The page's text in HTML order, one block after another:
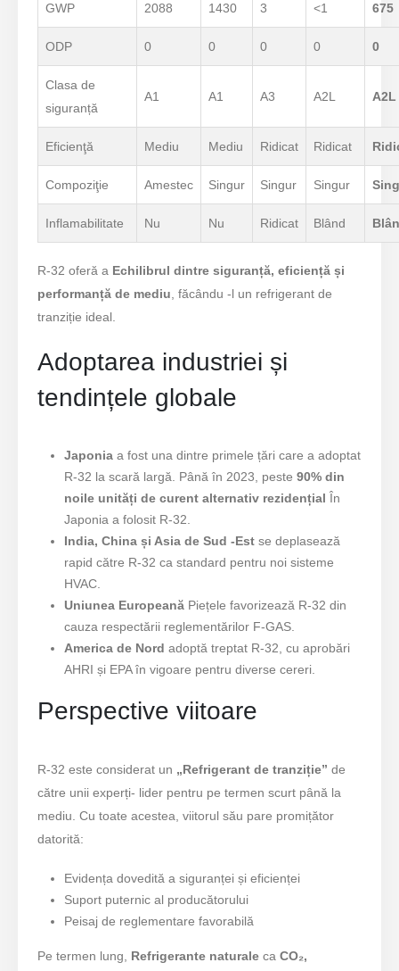
GWP 2088 1430 3 <1 675
ODP 0 0 0 0 0
Clasa de
siguranță
A1 A1 A3 A2L A2L
Eficienţă Mediu Mediu Ridicat Ridicat
Compoziţie Amestec Singur Singur Singur
Inflamabilitate Nu Nu Ridicat Blând
R-32 oferă a Echilibrul dintre siguranță, eficiență și
performanță de mediu , făcându -l un refrigerant de
tranziție ideal.
Adoptarea industriei și
tendințele globale
Japoniaa fost una dintre primele țări care a adoptat
R-32 la scară largă. Până în 2023, peste 90% din
noile unități de curent alternativ rezidențial În
Japonia a folosit R-32.
India, China și Asia de Sud -Estse deplasează
rapid către R-32 ca standard pentru noi sisteme
HVAC.
Uniunea EuropeanăPiețele favorizează R-32 din
cauza respectării reglementărilor F-GAS.
America de Nord adoptă treptat R-32, cu aprobări
AHRI și EPA în vigoare pentru diverse cereri.
Perspective viitoare
R-32 este considerat un „Refrigerant de tranziție” de
către unii experți- lider pentru pe termen scurt până la
mediu. Cu toate acestea, viitorul său pare promițător
datorită:
Evidența dovedită a siguranței și eficienței
Suport puternic al producătorului
Peisaj de reglementare favorabilă
Pe termen lung, Refrigerante naturale caCO₂,